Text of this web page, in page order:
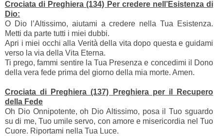
Crociata di Preghiera (134) Per credere nell’Esistenza di
Dio:
O Dio l’Altissimo, aiutami a credere nella Tua Esistenza.
Metti da parte tutti i miei dubbi.
Apri i miei occhi alla Verità della vita dopo questa e guidami
verso la via della Vita Eterna.
Ti prego, fammi sentire la Tua Presenza e concedimi il Dono
della vera fede prima del giorno della mia morte. Amen.
Crociata di Preghiera (137) Preghiera per il Recupero
della Fede
Oh Dio Onnipotente, oh Dio Altissimo, posa il Tuo sguardo
su di me, Tuo umile servo, con amore e misericordia nel Tuo
Cuore. Riportami nella Tua Luce.